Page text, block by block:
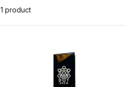
1 product